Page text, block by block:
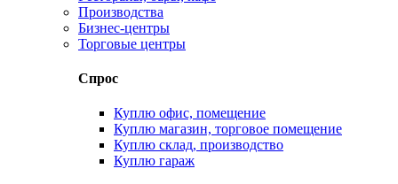
Производства
Бизнес-центры
Торговые центры
Спрос
Куплю офис, помещение
Куплю магазин, торговое помещение
Куплю склад, производство
Куплю гараж